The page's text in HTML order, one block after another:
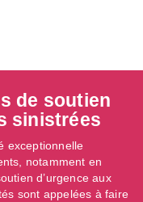
de soutien
sinistrées
exceptionnelle
notamment en
d’urgence aux
sont appelées à faire